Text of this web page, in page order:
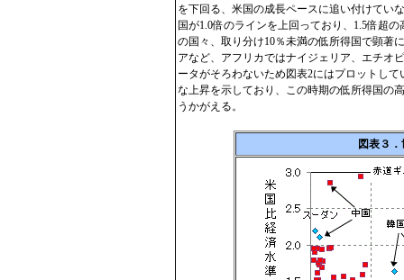
を下回る、米国の成長ペースに追い付けてい
国が1.0倍のラインを上回っており、1.5倍超
の国々、取り分け10％未満の低所得国で顕著
アなど、アフリカではナイジェリア、エチオ
ータがそろわないため図表2にはプロットし
な上昇を示しており、この時期の低所得国の
うかがえる。
図表３